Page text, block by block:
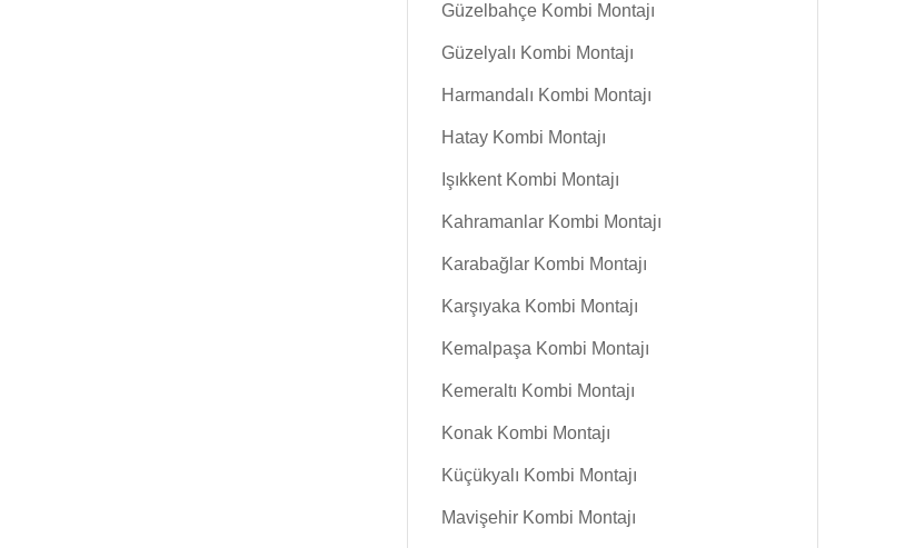
Güzelbahçe Kombi Montajı
Güzelyalı Kombi Montajı
Harmandalı Kombi Montajı
Hatay Kombi Montajı
Işıkkent Kombi Montajı
Kahramanlar Kombi Montajı
Karabağlar Kombi Montajı
Karşıyaka Kombi Montajı
Kemalpaşa Kombi Montajı
Kemeraltı Kombi Montajı
Konak Kombi Montajı
Küçükyalı Kombi Montajı
Mavişehir Kombi Montajı